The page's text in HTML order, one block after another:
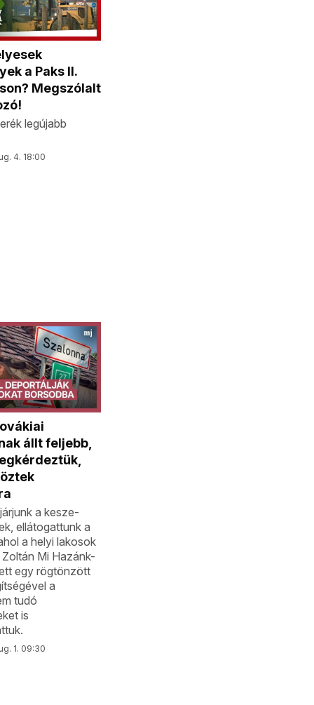
a Paks II.
Megszólalt
legújabb
4. 18:00
állt feljebb,
a kesze-
ellátogattunk a
a helyi lakosok
Mi Hazánk-
egy rögtönzött
a
tudó
is
1. 09:30